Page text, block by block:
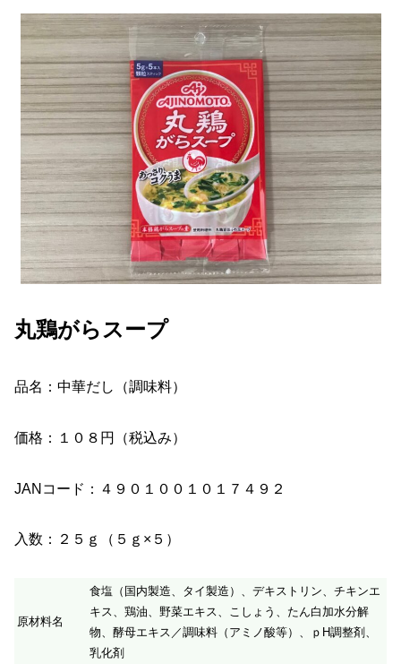
丸鶏がらスープ
品名：中華だし（調味料）
価格：１０８円（税込み）
JANコード：４９０１００１０１７４９２
入数：２５ｇ（５ｇ×５）
原材料名
食塩（国内製造、タイ製造）、デキストリン、チキンエ
キス、鶏油、野菜エキス、こしょう、たん白加水分解
物、酵母エキス／調味料（アミノ酸等）、ｐH調整剤、
乳化剤